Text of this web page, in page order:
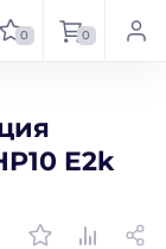
0 0
E2k